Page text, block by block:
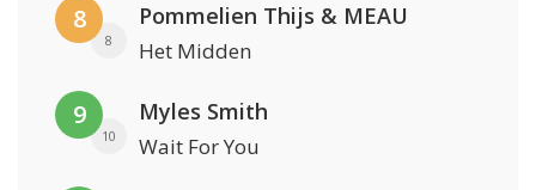
8
8
Pommelien Thijs & MEAU
Het Midden
9
10
Myles Smith
Wait For You